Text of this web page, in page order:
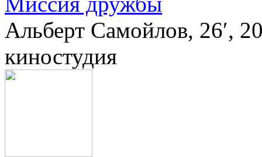
Альберт Самойлов, 26′,
киностудия